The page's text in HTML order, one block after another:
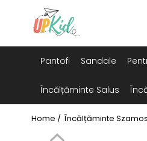
Pentru iarnă
Pantofi Sandale
Încălțăminte Salus
Home / Încălțăminte